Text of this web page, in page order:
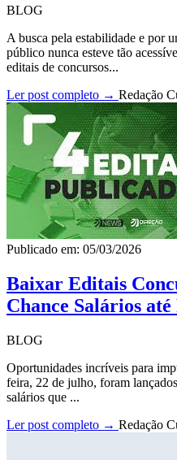
BLOG
A busca pela estabilidade e por
público nunca esteve tão
editais de concursos...
Ler post completo → Redação
Publicado em: 05/03/2026
Baixar Editais
Chance Salários até
BLOG
Oportunidades incríveis para
feira, 22 de julho, foram
salários que ...
Ler post completo → Redação